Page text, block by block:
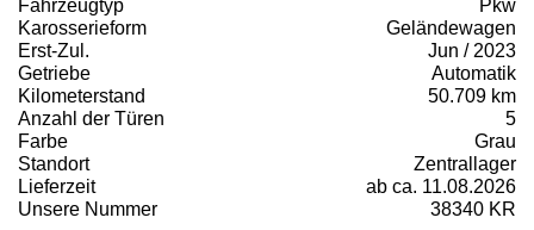
Fahrzeugtyp
Pkw
Karosserieform
Geländewagen
Erst-Zul.
Jun / 2023
Getriebe
Automatik
Kilometerstand
50.709 km
Anzahl der Türen
5
Farbe
Grau
Standort
Zentrallager
Lieferzeit
ab ca. 11.08.2026
Unsere Nummer
38340 KR